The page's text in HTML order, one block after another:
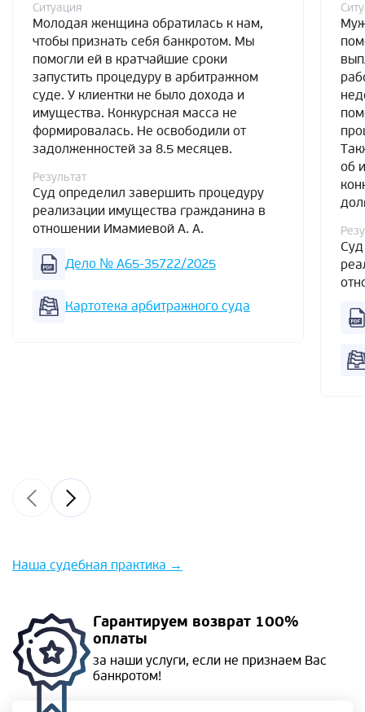
Ситуация
Молодая женщина обратилась к нам,
чтобы признать себя банкротом. Мы
помогли ей в кратчайшие сроки
запустить процедуру в арбитражном
суде. У клиентки не было дохода и
имущества. Конкурсная масса не
формировалась. Не освободили от
задолженностей за 8.5 месяцев.
Результат
Суд определил завершить процедуру
реализации имущества гражданина в
отношении Имамиевой А. А.
Дело № А65-35722/2025
Картотека арбитражного суда
об
Наша судебная практика →
Гарантируем возврат 100%
оплаты
за наши услуги, если не признаем Вас
банкротом!